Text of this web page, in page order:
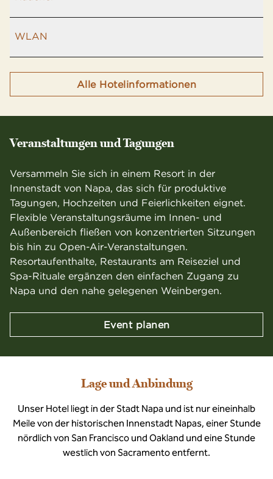
WLAN
Alle Hotelinformationen
Veranstal­­tungen und Tagungen
Versammeln Sie sich in einem Resort in der
Innenstadt von Napa, das sich für produktive
Tagungen, Hochzeiten und Feierlichkeiten eignet.
Flexible Veranstaltungsräume im Innen- und
Außenbereich fließen von konzentrierten Sitzungen
bis hin zu Open-Air-Veranstaltungen.
Resortaufenthalte, Restaurants am Reiseziel und
Spa-Rituale ergänzen den einfachen Zugang zu
Napa und den nahe gelegenen Weinbergen.
Event planen
Lage und Anbindung
Unser Hotel liegt in der Stadt Napa und ist nur eineinhalb
Meile von der historischen Innenstadt Napas, einer Stunde
nördlich von San Francisco und Oakland und eine Stunde
westlich von Sacramento entfernt.